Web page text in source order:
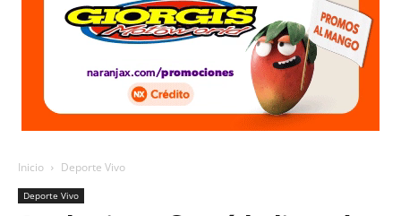
Inicio Deporte Vivo
Deporte Vivo